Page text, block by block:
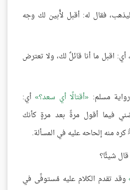
فقال له: أقبل لأُبين لك وجه
اقبل ما أنا قائلٌ لك، ولا تعترض
مسلم:
أقتالًا أي سعد؟ أي:
فيما أقول مرةً بعد مرةٍ كأنك
منه إلحاحه عليه في المسألة.
شيئًا؟
وقد تقدم الكلام عليه مُستوفًى في